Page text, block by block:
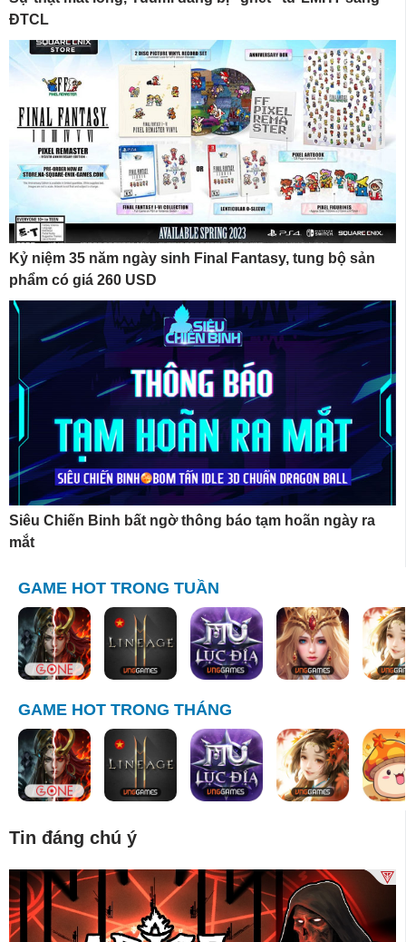
ĐTCL
Kỷ niệm 35 năm ngày sinh Final Fantasy, tung bộ sản
phẩm có giá 260 USD
Siêu Chiến Binh bất ngờ thông báo tạm hoãn ngày ra
mắt
GAME HOT TRONG TUẦN
GAME HOT TRONG THÁNG
Tin đáng chú ý